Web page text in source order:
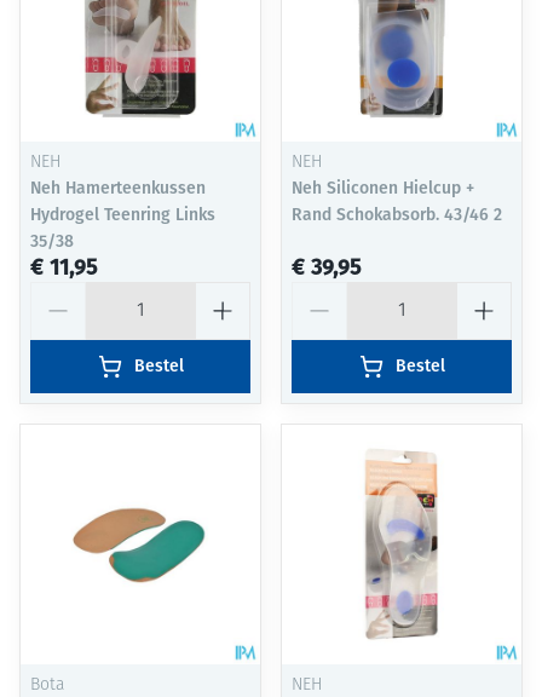
NEH
Neh Hamerteenkussen
Hydrogel Teenring Links
35/38
€ 11,95
Bestel
NEH
Neh Siliconen Hielcup +
Rand Schokabsorb. 43/46 2
€ 39,95
Bestel
Bota NEH